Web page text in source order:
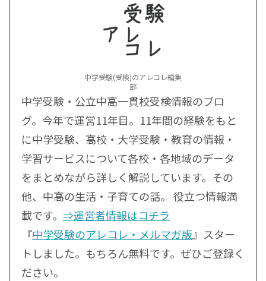
中学受験(受検)のアレコレ編集
部
中学受験・公立中高一貫校受検情報のブロ
グ。今年で運営11年目。11年間の経験をもと
に中学受験、高校・大学受験・教育の情報・
学習サービスについて各校・各地域のデータ
をまとめながら詳しく解説しています。その
他、中高の生活・子育ての話。 役立つ情報満
載です。 ⇒運営者情報はコチラ
『中学受験のアレコレ・メルマガ版』スター
トしました。もちろん無料です。ぜひご登録く
ださい。